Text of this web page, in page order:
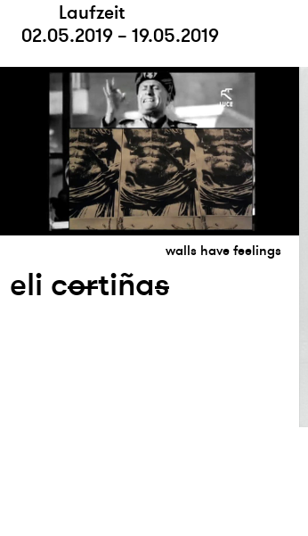
Laufzeit
02.05.2019 – 19.05.2019
walls have feelings
eli cortiñas